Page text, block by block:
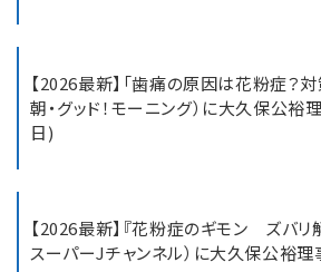
【2026最新】「歯痛の原因は花粉症？対
朝・グッド！モーニング）に大久保公裕
日)
【2026最新】『花粉症のギモン ズバリ解
スーパーJチャンネル）に大久保公裕